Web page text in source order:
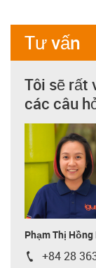
Tư vấn
Tôi sẽ
các câu
Phạm Thị
igus-icon-
+84 28